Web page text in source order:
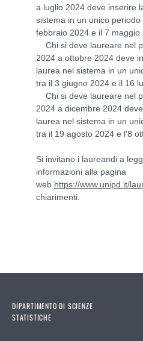
a luglio 2024 deve inserire
sistema in un unico
febbraio 2024 e il 7 maggio
Chi si deve laureare nel
2024 a ottobre 2024 deve
laurea nel sistema in un
tra il 3 giugno 2024 e il 16
Chi si deve laureare nel
2024 a dicembre 2024
laurea nel sistema in un
tra il 19 agosto 2024 e l'8
Si invitano i laureandi a
informazioni alla pagina
web https://www.unipd.it/
chiarimenti.
DIPARTIMENTO DI SCIENZE
STATISTICHE